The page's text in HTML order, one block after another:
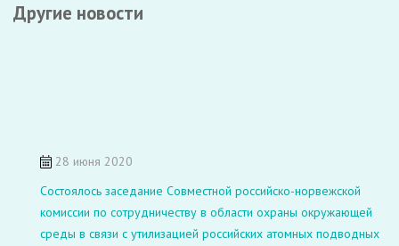
Другие новости
28 июня 2020
Состоялось заседание Совместной российско-норвежской
комиссии по сотрудничеству в области охраны окружающей
среды в связи с утилизацией российских атомных подводных